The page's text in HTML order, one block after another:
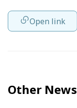
Open link
Other News